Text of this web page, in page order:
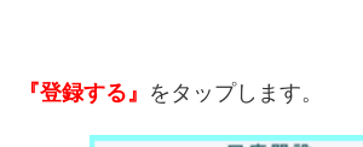
『登録する』 をタップします。